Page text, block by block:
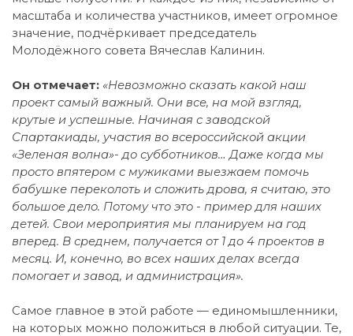
масштаба и количества участников, имеет огромное
значение, подчёркивает председатель
Молодёжного совета Вячеслав Калинин.
Он отмечает: «Невозможно сказать какой наш
проект самый важный. Они все, на мой взгляд,
крутые и успешные. Начиная с заводской
Спартакиады, участия во всероссийской акции
«Зеленая волна»- до субботников… Даже когда мы
просто впятером с мужиками выезжаем помочь
бабушке переколоть и сложить дрова, я считаю, это
большое дело. Потому что это - пример для наших
детей. Свои мероприятия мы планируем на год
вперед. В среднем, получается от 1 до 4 проектов в
месяц. И, конечно, во всех наших делах всегда
помогает и завод, и администрация».
Самое главное в этой работе — единомышленники,
на которых можно положиться в любой ситуации. Те,